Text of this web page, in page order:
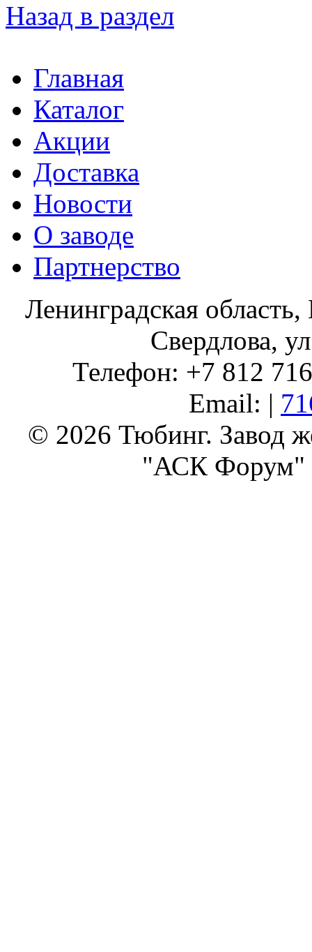
Назад в раздел
Главная
Каталог
Акции
Доставка
Новости
О заводе
Партнерство
Ленинградская
Свердлова,
Телефон: +7 812
Email: |
© 2026 Тюбинг. Завод
"АСК Форум"